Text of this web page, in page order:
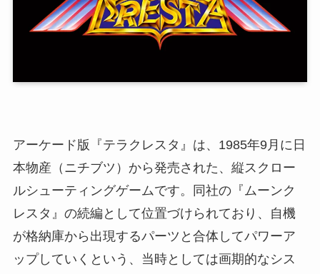
アーケード版『テラクレスタ』は、1985年9月に日
本物産（ニチブツ）から発売された、縦スクロー
ルシューティングゲームです。同社の『ムーンク
レスタ』の続編として位置づけられており、自機
が格納庫から出現するパーツと合体してパワーア
ップしていくという、当時としては画期的なシス